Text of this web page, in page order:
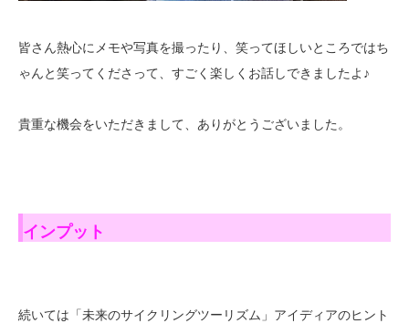
皆さん熱心にメモや写真を撮ったり、笑ってほしいところではち
ゃんと笑ってくださって、すごく楽しくお話しできましたよ♪
貴重な機会をいただきまして、ありがとうございました。
インプット
続いては「未来のサイクリングツーリズム」アイディアのヒント